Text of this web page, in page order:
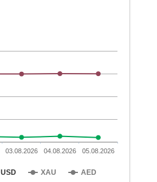
USD XAU
AED
03.08.2026 04.08.2026 05.08.2026